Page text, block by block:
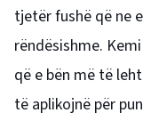
tjetër fushë që ne
rëndësishme.
që e bën më të
të aplikojnë për